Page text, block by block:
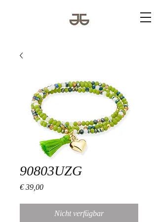
90803UZG
€ 39,00Preis
Nicht verfügbar